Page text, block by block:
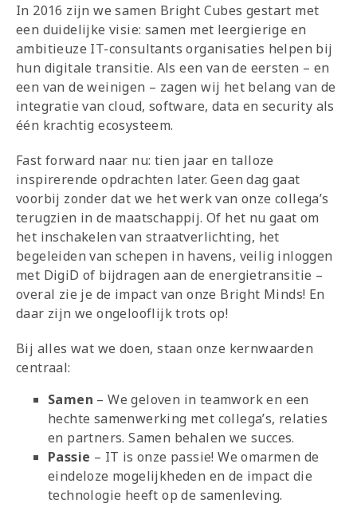
In 2016 zijn we samen Bright Cubes gestart met
een duidelijke visie: samen met leergierige en
ambitieuze IT-consultants organisaties helpen bij
hun digitale transitie. Als een van de eersten – en
een van de weinigen – zagen wij het belang van de
integratie van cloud, software, data en security als
één krachtig ecosysteem.
Fast forward naar nu: tien jaar en talloze
inspirerende opdrachten later. Geen dag gaat
voorbij zonder dat we het werk van onze collega’s
terugzien in de maatschappij. Of het nu gaat om
het inschakelen van straatverlichting, het
begeleiden van schepen in havens, veilig inloggen
met DigiD of bijdragen aan de energietransitie –
overal zie je de impact van onze Bright Minds! En
daar zijn we ongelooflijk trots op!
Bij alles wat we doen, staan onze kernwaarden
centraal:
Samen – We geloven in teamwork en een
hechte samenwerking met collega’s, relaties
en partners. Samen behalen we succes.
Passie – IT is onze passie! We omarmen de
eindeloze mogelijkheden en de impact die
technologie heeft op de samenleving.